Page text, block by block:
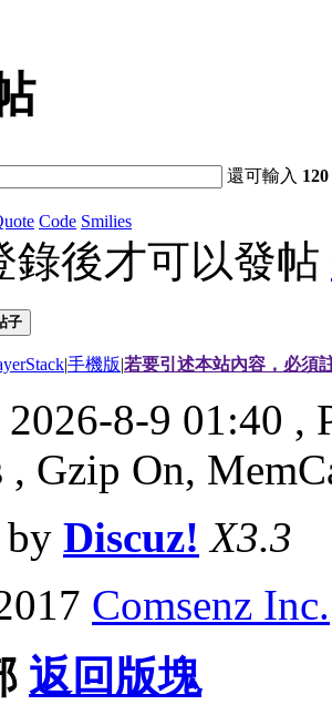
還可輸入 120
Code Smilies
錄後才可以發帖
子
|手機版|若要引述本站內容，必須
8-9 01:40 ,
, Gzip On,
by Discuz! X3.3
Comsenz Inc.
返回版塊